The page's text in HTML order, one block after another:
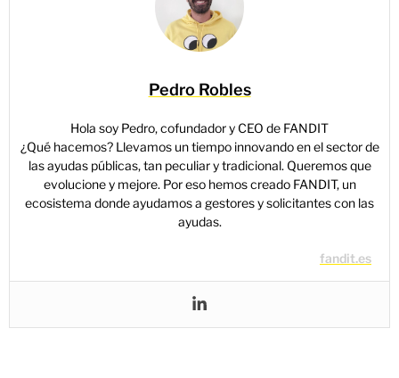
Pedro Robles
Hola soy Pedro, cofundador y CEO de FANDIT
¿Qué hacemos? Llevamos un tiempo innovando en el sector de
las ayudas públicas, tan peculiar y tradicional. Queremos que
evolucione y mejore. Por eso hemos creado FANDIT, un
ecosistema donde ayudamos a gestores y solicitantes con las
ayudas.
fandit.es